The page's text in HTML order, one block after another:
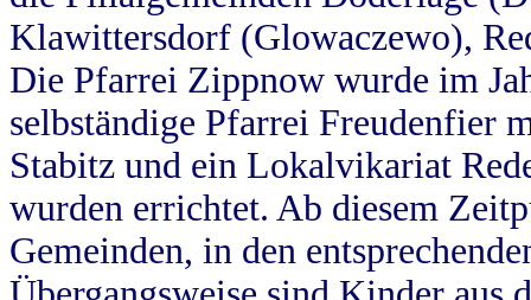
Klawittersdorf (Glowaczewo),
Die Pfarrei Zippnow wurde im
selbständige Pfarrei Freudenfier
Stabitz und ein Lokalvikariat
wurden errichtet. Ab diesem
Gemeinden, in den